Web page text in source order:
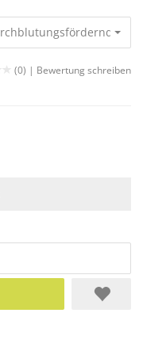
NOVAFON Sensi-Roller Set, weiß
(0) | Bewertung schreiben